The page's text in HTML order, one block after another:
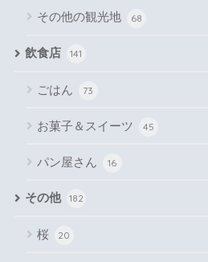
その他の観光地 68
飲食店 141
ごはん 73
お菓子＆スイーツ 45
パン屋さん 16
その他 182
桜 20